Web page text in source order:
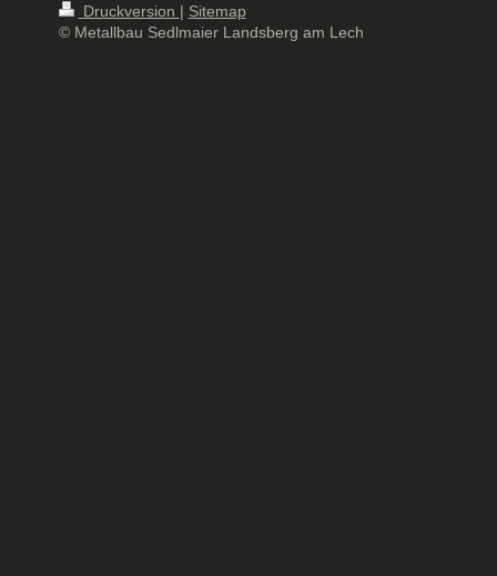
Druckversion | Sitemap
© Metallbau Sedlmaier Landsberg am Lech